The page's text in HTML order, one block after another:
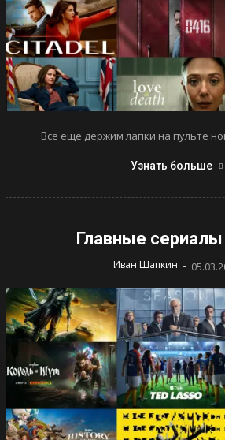
Все еще держим лапки на пульте
Узнать больше
Главные
Иван Шапкин -